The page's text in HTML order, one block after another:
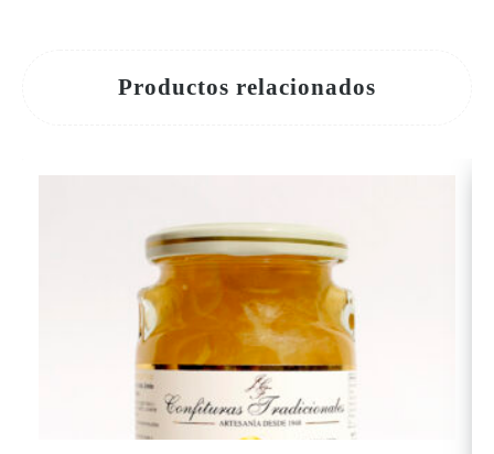
Productos relacionados